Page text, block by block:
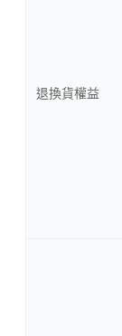
退換貨權益